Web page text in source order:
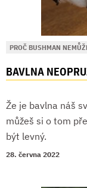
PROČ BUSHMAN
BAVLNA
Že je bavlna náš
můžeš si o tom
být levný.
28. června 2022